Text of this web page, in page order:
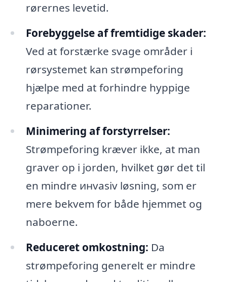
rørernes levetid.
Forebyggelse af fremtidige skader:
Ved at forstærke svage områder i
rørsystemet kan strømpeforing
hjælpe med at forhindre hyppige
reparationer.
Minimering af forstyrrelser:
Strømpeforing kræver ikke, at man
graver op i jorden, hvilket gør det til
en mindre инvasiv løsning, som er
mere bekvem for både hjemmet og
naboerne.
Reduceret omkostning: Da
strømpeforing generelt er mindre